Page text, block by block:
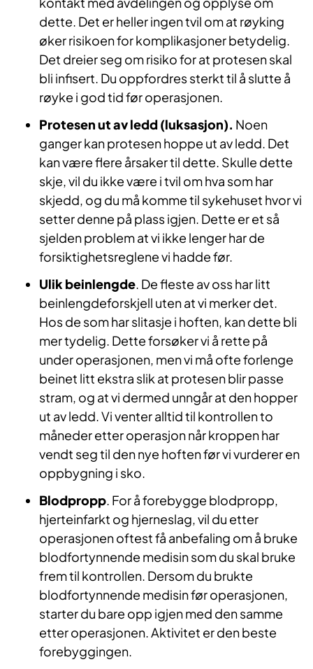
dette. Det er heller ingen tvil om at røyking
øker risikoen for komplikasjoner betydelig.
Det dreier seg om risiko for at protesen skal
bli infisert. Du oppfordres sterkt til å slutte å
røyke i god tid før operasjonen.
Protesen ut av ledd (luksasjon). Noen
ganger kan protesen hoppe ut av ledd. Det
kan være flere årsaker til dette. Skulle dette
skje, vil du ikke være i tvil om hva som har
skjedd, og du må komme til sykehuset hvor vi
setter denne på plass igjen. Dette er et så
sjelden problem at vi ikke lenger har de
forsiktighetsreglene vi hadde før.
Ulik beinlengde. De fleste av oss har litt
beinlengdeforskjell uten at vi merker det.
Hos de som har slitasje i hoften, kan dette bli
mer tydelig. Dette forsøker vi å rette på
under operasjonen, men vi må ofte forlenge
beinet litt ekstra slik at protesen blir passe
stram, og at vi dermed unngår at den hopper
ut av ledd. Vi venter alltid til kontrollen to
måneder etter operasjon når kroppen har
vendt seg til den nye hoften før vi vurderer en
oppbygning i sko.
Blodpropp. For å forebygge blodpropp,
hjerteinfarkt og hjerneslag, vil du etter
operasjonen oftest få anbefaling om å bruke
blodfortynnende medisin som du skal bruke
frem til kontrollen. Dersom du brukte
blodfortynnende medisin før operasjonen,
starter du bare opp igjen med den samme
etter operasjonen. Aktivitet er den beste
forebyggingen.